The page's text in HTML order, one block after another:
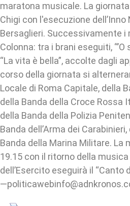
maratona musicale. La
Chigi con l'esecuzione
Bersaglieri. Successivamente
Colonna: tra i brani eseguiti,
“La vita è bella”, accolte dagli
corso della giornata si
Locale di Roma Capitale, della
della Banda della Croce Rossa
della Banda della Polizia
Banda dell’Arma dei
Banda della Marina Militare.
19.15 con il ritorno della musica
dell’Esercito eseguirà il “Canto